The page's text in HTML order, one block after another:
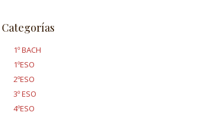
Categorías
1º BACH
1ºESO
2ºESO
3º ESO
4ºESO